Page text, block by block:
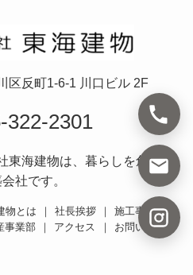
区反町1-6-1 川口ビル 2F
322-2301
東海建物は、暮らしを創造す
社です。
物とは ｜ 社長挨拶 ｜
施工事例
事業部 ｜ アクセス ｜ お問い合わせ